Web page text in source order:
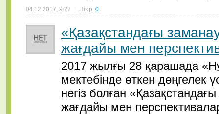
04.12.2017, 9:27 Пікір: 0
«Қазақстандағы
жағдайы мен
2017 жылғы 28 қарашада
мектебінде өткен
негіз болған
жағдайы мен